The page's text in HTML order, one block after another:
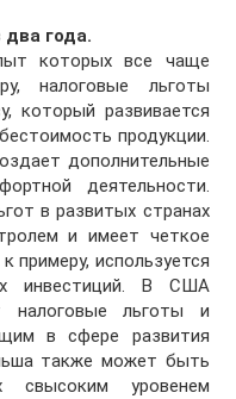
года.
которых все чаще
налоговые льготы
который развивается
продукции.
дополнительные
деятельности.
в развитых странах
и имеет четкое
примеру, используется
инвестиций. В США
налоговые льготы и
в сфере развития
также может быть
свысоким уровенем